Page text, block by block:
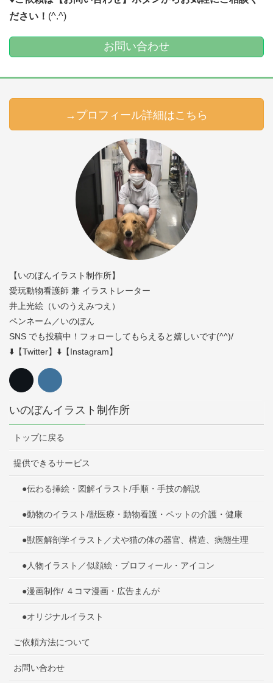
ださい！ (^.^)
お問い合わせ
→プロフィール詳細はこちら
【いのぼんイラスト制作所】
愛玩動物看護師 兼 イラストレーター
井上光絵（いのうえみつえ）
ペンネーム／いのぼん
SNS でも投稿中！フォローしてもらえると嬉しいです(^^)/
⬇️【Twitter】⬇️【Instagram】
いのぼんイラスト制作所
トップに戻る
提供できるサービス
●伝わる挿絵・図解イラスト/手順・手技の解説
●動物のイラスト/獣医療・動物看護・ペットの介護・健康
●獣医解剖学イラスト／犬や猫の体の器官、構造、病態生理
●人物イラスト／似顔絵・プロフィール・アイコン
●漫画制作/ ４コマ漫画・広告まんが
●オリジナルイラスト
ご依頼方法について
お問い合わせ